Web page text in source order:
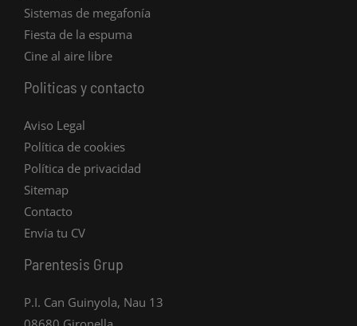
Sistemas de megafonía
Fiesta de la espuma
Cine al aire libre
Politicas y contacto
Aviso Legal
Política de cookies
Política de privacidad
Sitemap
Contacto
Envía tu CV
Parentesis Grup
P.I. Can Guinyola, Nau 13